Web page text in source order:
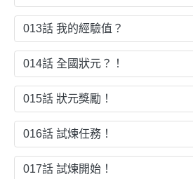
013話 我的經驗值？
014話 全國狀元？！
015話 狀元獎勵！
016話 試煉任務！
017話 試煉開始！